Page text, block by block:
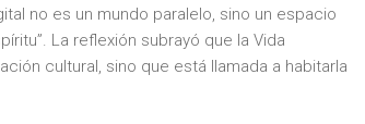
no es un mundo paralelo, sino un espacio
La reflexión subrayó que la Vida
cultural, sino que está llamada a habitarla